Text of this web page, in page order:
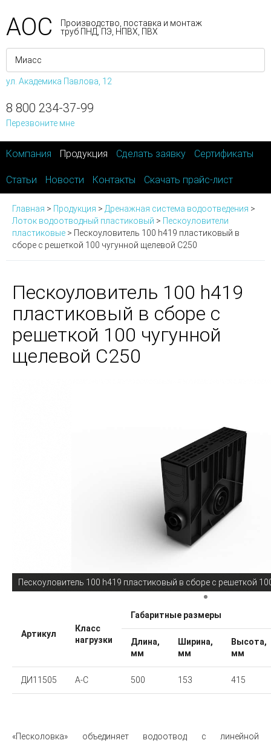
АОС
Производство, поставка и монтаж
труб ПНД, ПЭ, НПВХ, ПВХ
ул. Академика Павлова, 12
8 800 234-37-99
Перезвоните мне
Компания Продукция Сделать заявку Сертификаты
Статьи Новости Контакты Скачать прайс-лист
Главная > Продукция > Дренажная система водоотведения >
Лоток водоотводный пластиковый > Пескоуловители
пластиковые > Пескоуловитель 100 h419 пластиковый в
сборе с решеткой 100 чугунной щелевой С250
Пескоуловитель 100 h419
пластиковый в сборе с
решеткой 100 чугунной
щелевой С250
Пескоуловитель 100 h419 пластиковый в сборе с решеткой
Артикул
Класс
нагрузки
Габаритные размеры
Длина,
мм
Ширина,
мм
Высота,
мм
ДИ11505 А-С 500 153 415
«Песколовка» объединяет водоотвод с линейной